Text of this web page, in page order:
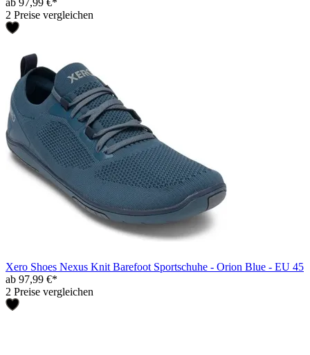
ab 97,99 €*
2 Preise vergleichen
Xero Shoes Nexus Knit Barefoot Sportschuhe - Orion Blue - EU 45
ab 97,99 €*
2 Preise vergleichen